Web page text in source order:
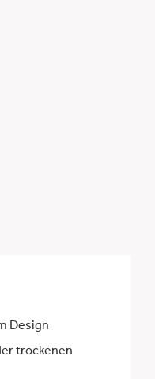
Design
trockenen